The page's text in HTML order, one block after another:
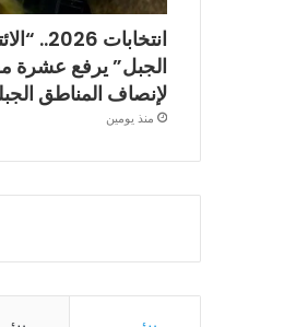
الجبل” يرفع عشرة
لإنصاف المناطق
منذ يومين